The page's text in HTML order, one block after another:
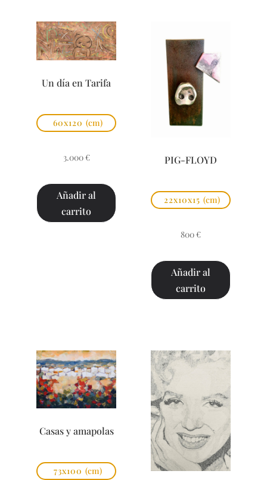
Un día en Tarifa
60x120 (cm)
3.000 €
Añadir al
carrito
PIG-FLOYD
22x10x15 (cm)
800 €
Añadir al
carrito
Casas y amapolas
73x100 (cm)